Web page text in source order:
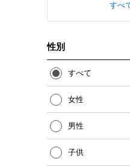
すべ
性別
すべて
女性
男性
子供